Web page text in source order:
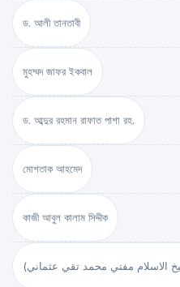
ড. আলী তানতাবী
মুহম্মদ জাফর ইকবাল
ড. আব্দুর রহমান রাফাত পাশা রহ.
মোশতাক আহমেদ
কাজী আবুল কালাম সিদ্দীক